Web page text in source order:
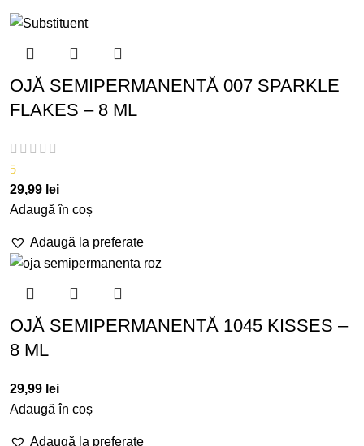
OJĂ SEMIPERMANENTĂ 007 SPARKLE
FLAKES – 8 ML
5
29,99 lei
Adaugă în coș
Adaugă la preferate
OJĂ SEMIPERMANENTĂ 1045 KISSES –
8 ML
29,99 lei
Adaugă în coș
Adaugă la preferate